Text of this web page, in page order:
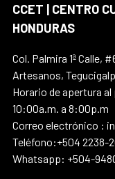
CCET | CENTRO
HONDURAS
Col. Palmira 1ª Calle,
Artesanos,
Horario de apertura
10:00a.m. a 8:00p.m
Correo electrónico :
Teléfono:+504 2238-
Whatsapp: +504-